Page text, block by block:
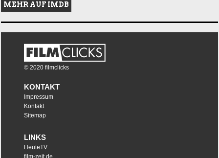
MEHR AUF IMDB
© 2020 filmclicks
KONTAKT
Impressum
Kontakt
Sitemap
LINKS
HeuteTV
film-zeit.de